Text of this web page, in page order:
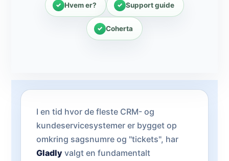
Hvem er? Support guide
Coherta
I en tid hvor de fleste CRM- og
kundeservicesystemer er bygget op
omkring sagsnumre og "tickets", har
Gladly valgt en fundamentalt